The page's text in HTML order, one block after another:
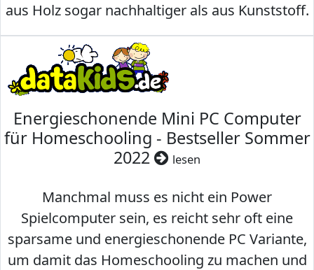
aus Holz sogar nachhaltiger als aus Kunststoff.
Energieschonende Mini PC Computer
für Homeschooling - Bestseller Sommer
2022
lesen
Manchmal muss es nicht ein Power
Spielcomputer sein, es reicht sehr oft eine
sparsame und energieschonende PC Variante,
um damit das Homeschooling zu machen und